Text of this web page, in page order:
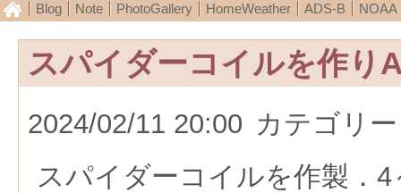
Blog Note PhotoGallery HomeWeather ADS-B NOAA
スパイダーコイルを作り
2024/02/11 20:00 カテゴリ
スパイダーコイルを作製．4